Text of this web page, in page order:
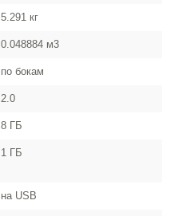
5.291 кг
0.048884 м3
по бокам
2.0
8 ГБ
1 ГБ
на USB